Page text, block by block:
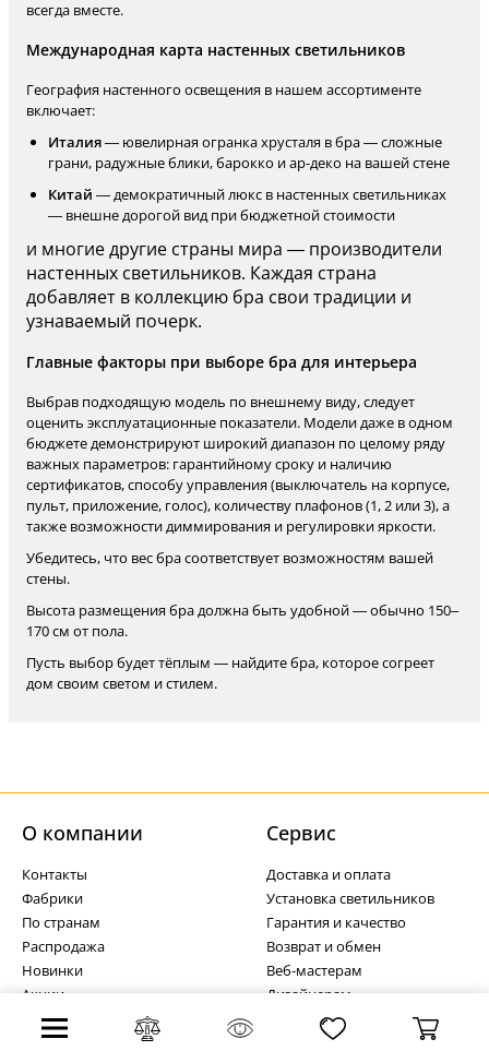
всегда вместе.
Международная карта настенных светильников
География настенного освещения в нашем ассортименте
включает:
Италия— ювелирная огранка хрусталя в бра — сложные
грани, радужные блики, барокко и ар-деко на вашей стене
Китай — демократичный люкс в настенных светильниках
— внешне дорогой вид при бюджетной стоимости
и многие другие страны мира — производители
настенных светильников. Каждая страна
добавляет в коллекцию бра свои традиции и
узнаваемый почерк.
Главные факторы при выборе бра для интерьера
Выбрав подходящую модель по внешнему виду, следует
оценить эксплуатационные показатели. Модели даже в одном
бюджете демонстрируют широкий диапазон по целому ряду
важных параметров: гарантийному сроку и наличию
сертификатов, способу управления (выключатель на корпусе,
пульт, приложение, голос), количеству плафонов (1, 2 или 3), а
также возможности диммирования и регулировки яркости.
Убедитесь, что вес бра соответствует возможностям вашей
стены.
Высота размещения бра должна быть удобной — обычно 150–
170 см от пола.
Пусть выбор будет тёплым — найдите бра, которое согреет
дом своим светом и стилем.
О компании
Контакты
Фабрики
По странам
Распродажа
Новинки
Акции
Карта сайта
Cервис
Доставка и оплата
Установка светильников
Гарантия и качество
Возврат и обмен
Веб-мастерам
Дизайнерам